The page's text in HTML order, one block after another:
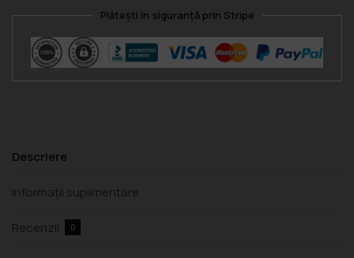
Plătești în siguranță prin Stripe
Descriere
Informații suplimentare
Recenzii 0